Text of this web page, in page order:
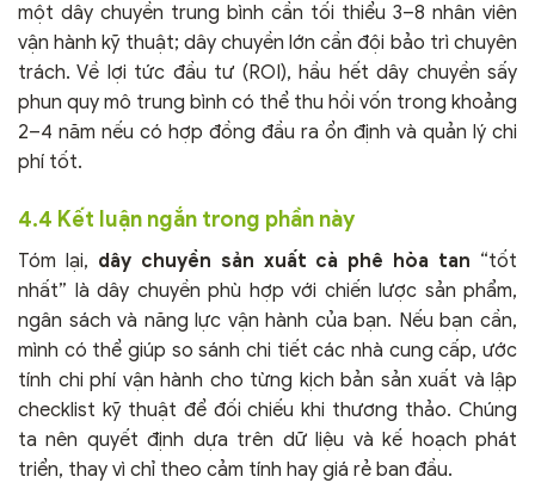
một dây chuyền trung bình cần tối thiểu 3–8 nhân viên
vận hành kỹ thuật; dây chuyền lớn cần đội bảo trì chuyên
trách. Về lợi tức đầu tư (ROI), hầu hết dây chuyền sấy
phun quy mô trung bình có thể thu hồi vốn trong khoảng
2–4 năm nếu có hợp đồng đầu ra ổn định và quản lý chi
phí tốt.
4.4 Kết luận ngắn trong phần này
Tóm lại, dây chuyền sản xuất cà phê hòa tan “tốt
nhất” là dây chuyền phù hợp với chiến lược sản phẩm,
ngân sách và năng lực vận hành của bạn. Nếu bạn cần,
mình có thể giúp so sánh chi tiết các nhà cung cấp, ước
tính chi phí vận hành cho từng kịch bản sản xuất và lập
checklist kỹ thuật để đối chiếu khi thương thảo. Chúng
ta nên quyết định dựa trên dữ liệu và kế hoạch phát
triển, thay vì chỉ theo cảm tính hay giá rẻ ban đầu.